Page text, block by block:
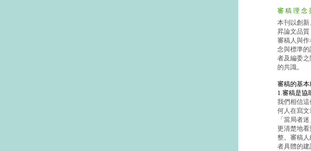
審 稿 理 念
本刊以創
昇論文品
審稿人與
念與標準
者及編委
的共識。
審稿的基本
1.審稿是協
我們相信
何人在寫
「當局者
更清楚地
整。審稿
者具體的建